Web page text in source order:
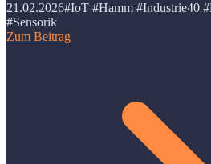
21.02.2026#IoT #Hamm #Industrie40
#Sensorik
Zum Beitrag